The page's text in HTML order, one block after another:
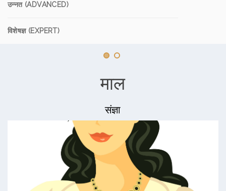
उन्नत (ADVANCED)
विशेषज्ञ (EXPERT)
माल
संज्ञा